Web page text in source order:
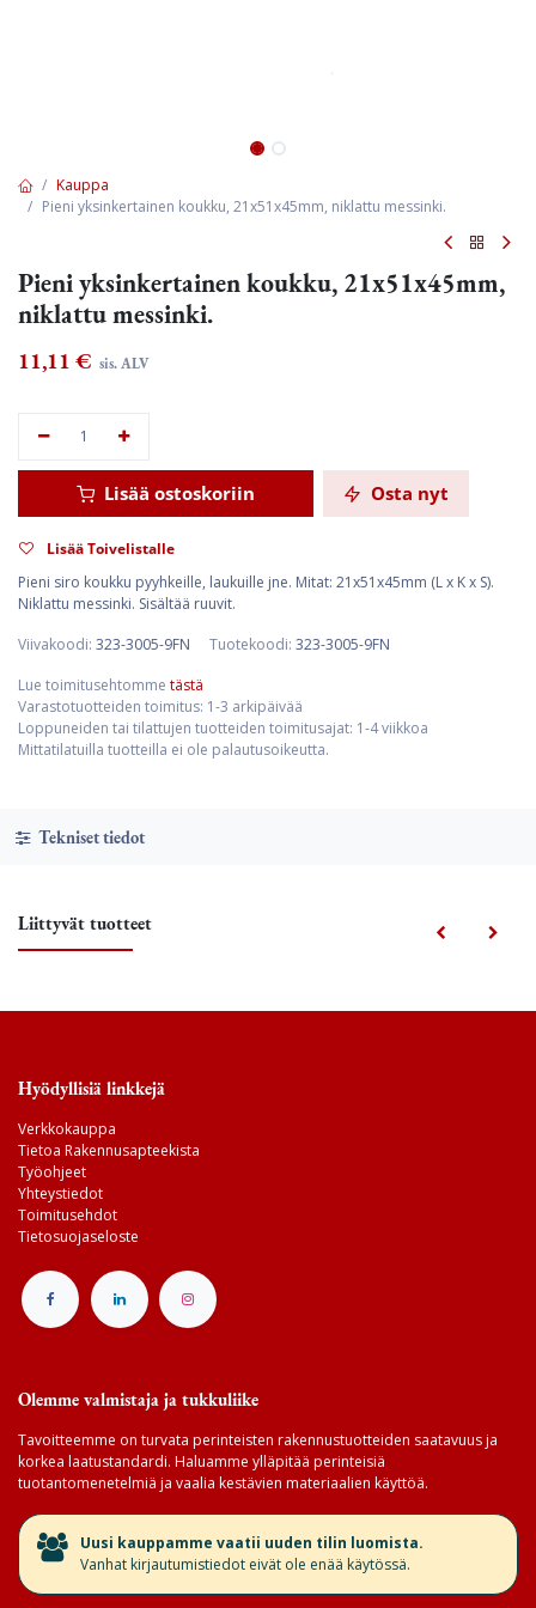
Kauppa
Pieni yksinkertainen koukku, 21x51x45mm, niklattu messinki.
Pieni yksinkertainen koukku, 21x51x45mm,
niklattu messinki.
11,11 € sis. ALV
Lisää ostoskoriin Osta nyt
Lisää Toivelistalle
Pieni siro koukku pyyhkeille, laukuille jne. Mitat: 21x51x45mm (L x K x S).
Niklattu messinki. Sisältää ruuvit.
Viivakoodi: 323-3005-9FN Tuotekoodi: 323-3005-9FN
Lue toimitusehtomme tästä
Varastotuotteiden toimitus: 1-3 arkipäivää
Loppuneiden tai tilattujen tuotteiden toimitusajat: 1-4 viikkoa
Mittatilatuilla tuotteilla ei ole palautusoikeutta.
Tekniset tiedot
Liittyvät tuotteet
Hyödyllisiä linkkejä
Verkkokauppa
Tietoa Rakennusapteekista
Työohjeet
Yhteystiedot
Toimitusehdot
Tietosuojaseloste
Olemme valmistaja ja tukkuliike
Tavoitteemme on turvata perinteisten rakennustuotteiden saatavuus ja
korkea laatustandardi. Haluamme ylläpitää perinteisiä
tuotantomenetelmiä ja vaalia kestävien materiaalien käyttöä.
​Uusi kauppamme vaatii uuden tilin luomista.
Vanhat kirjautumistiedot eivät ole enää käytössä.